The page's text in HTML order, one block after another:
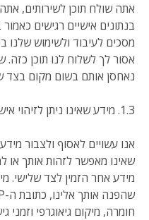
אתה שולח תוכן לשירותים,
בנתונים אישיים רגישים
מסכים לעיבוד ולשימוש שלנו
אסור לך לשלוח לנו תוכן
נאחסן אותם בשום מקום בצד
1.3. מידע שאינו ניתן לזיהוי אישי
אנו עשויים לאסוף ולצבור
שאינו מאפשר לזהות אותך או
מידע אחר הזמין לצד שלישי.
חומרה, מיקום גיאוגרפי וזמני